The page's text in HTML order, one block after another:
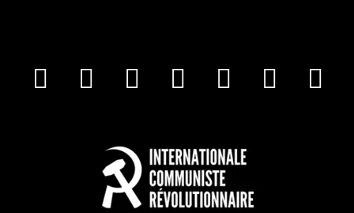
facebookInstagram
Youtube
Tik Tok